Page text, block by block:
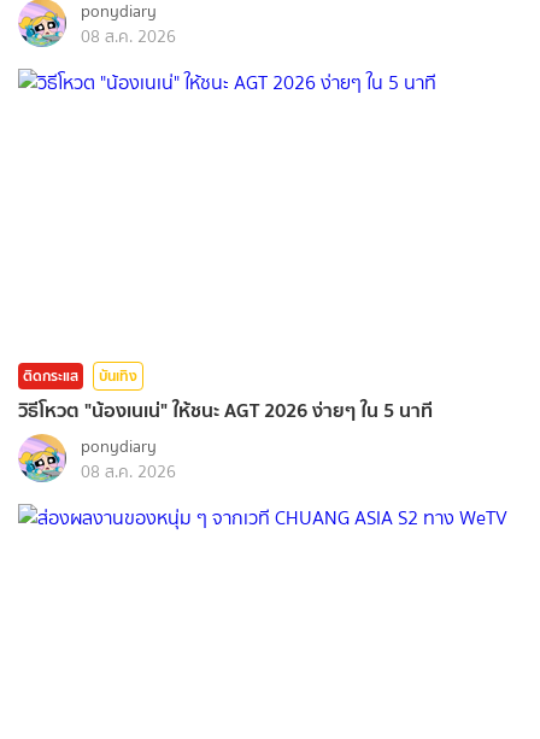
ponydiary
08 ส.ค. 2026
ติดกระแส บันเทิง
วิธีโหวต "น้องเนเน่" ให้ชนะ AGT 2026 ง่ายๆ ใน 5 นาที
ponydiary
08 ส.ค. 2026